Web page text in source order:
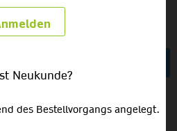
Neukunde?
des Bestellvorgangs angelegt.